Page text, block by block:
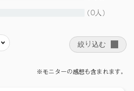
エチルヘキサノイン、リンゴ酸ジイ
、シリカ、酸化スズ、アルガニア
ラ果実油、スクワラン、トコフェロ
ルオロフロゴパイト、金、黄4、赤